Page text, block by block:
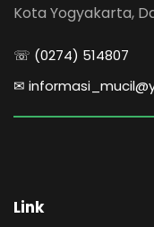
Kota Yogyakarta,
☏ (0274) 514807
✉
Link